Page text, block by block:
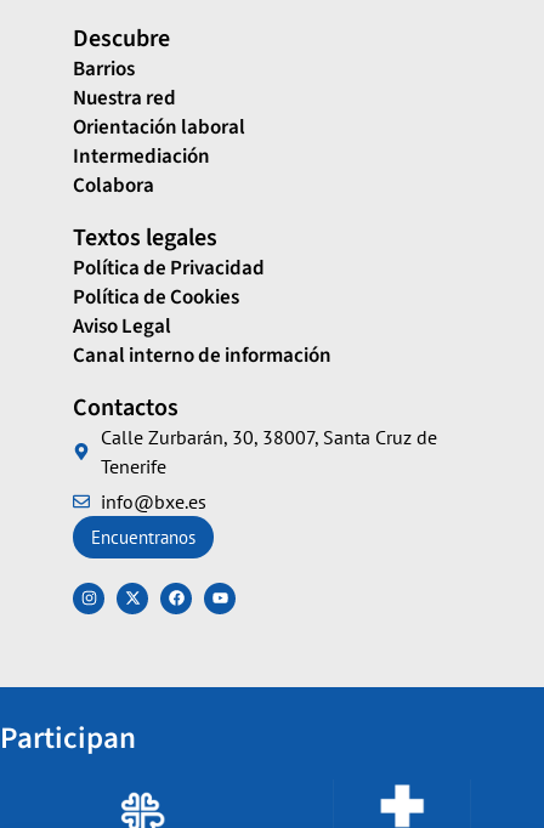
Descubre
Barrios
Nuestra red
Orientación laboral
Intermediación
Colabora
Textos legales
Política de Privacidad
Política de Cookies
Aviso Legal
Canal interno de información
Contactos
Calle Zurbarán, 30, 38007, Santa Cruz de
Tenerife
info@bxe.es
Encuentranos
Participan